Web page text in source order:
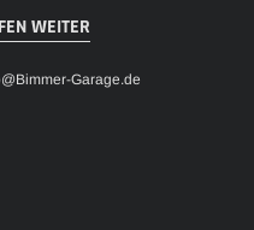
WEITER
Garage.de